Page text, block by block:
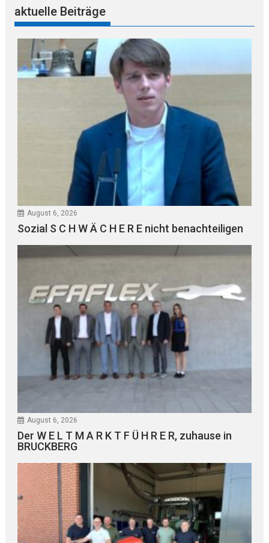
aktuelle Beiträge
August 6, 2026
Sozial S C H W Ä C H E R E nicht benachteiligen
August 6, 2026
Der W E L T M A R K T F Ü H R E R, zuhause in
BRUCKBERG